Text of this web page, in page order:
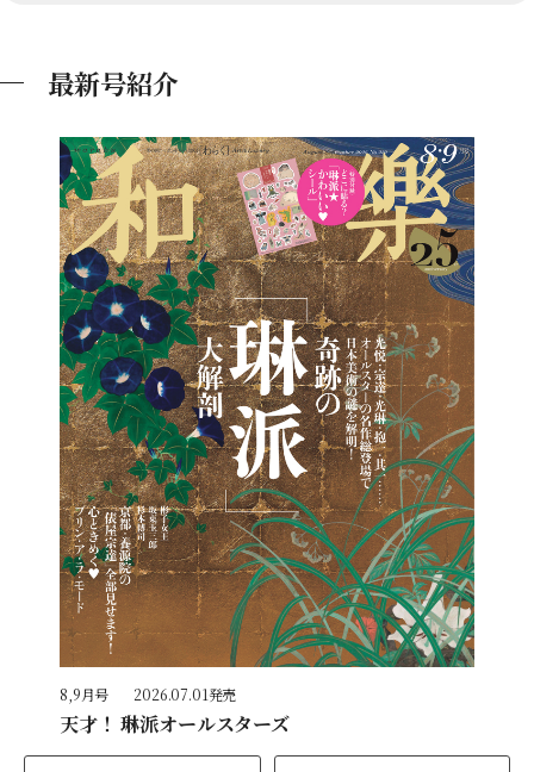
最新号紹介
8,9月号 2026.07.01発売
天才！ 琳派オールスターズ